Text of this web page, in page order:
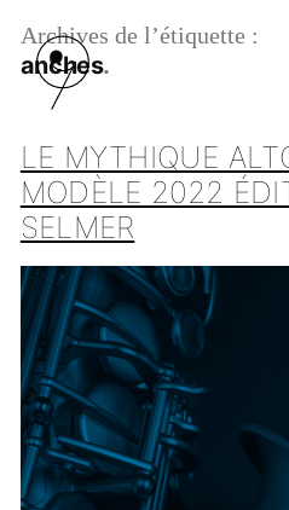
Archives de l’étiquette :
anches
LE MYTHIQUE
MODÈLE 2022
SELMER